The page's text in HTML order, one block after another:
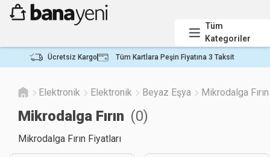
Tüm
Kategoriler
Ücretsiz Kargo Tüm Kartlara Peşin Fiyatına 3 Taksit
Elektronik Elektronik Beyaz Eşya Mikrodalga Fırın
Mikrodalga Fırın (0)
Mikrodalga Fırın Fiyatları